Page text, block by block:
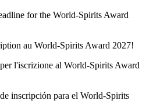
for the World-Spirits Award
au World-Spirits Award 2027!
l'iscrizione al World-Spirits Award
inscripción para el World-Spirits